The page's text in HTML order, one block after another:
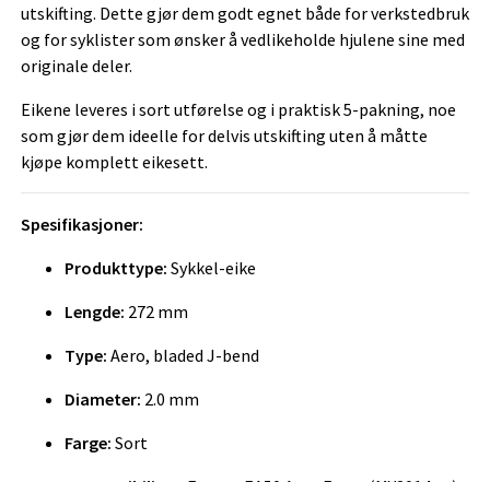
utskifting. Dette gjør dem godt egnet både for verkstedbruk
og for syklister som ønsker å vedlikeholde hjulene sine med
originale deler.
Eikene leveres i sort utførelse og i praktisk 5-pakning, noe
som gjør dem ideelle for delvis utskifting uten å måtte
kjøpe komplett eikesett.
Spesifikasjoner:
Produkttype: Sykkel-eike
Lengde: 272 mm
Type: Aero, bladed J-bend
Diameter: 2.0 mm
Farge: Sort